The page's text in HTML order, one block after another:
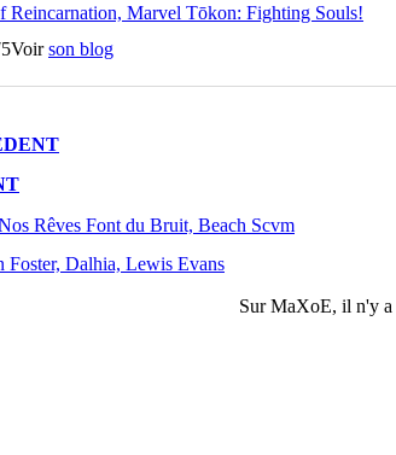
Reincarnation, Marvel Tōkon: Fighting Souls!
Voirson blog
Rêves Font du Bruit, Beach Scvm
Foster, Dalhia, Lewis Evans
SurMaXoE, il n'y a